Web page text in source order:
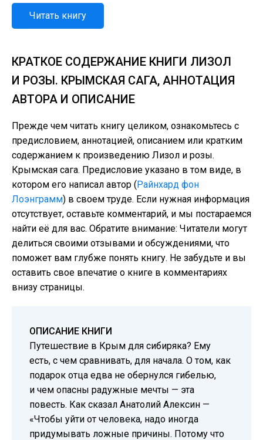
Читать книгу
КРАТКОЕ СОДЕРЖАНИЕ КНИГИ ЛИЗОЛ
И РОЗЫ. КРЫМСКАЯ САГА, АННОТАЦИЯ
АВТОРА И ОПИСАНИЕ
Прежде чем читать книгу целиком, ознакомьтесь с
предисловием, аннотацией, описанием или кратким
содержанием к произведению Лизол и розы.
Крымская сага. Предисловие указано в том виде, в
котором его написал автор (Райнхард фон
Лоэнграмм) в своем труде. Если нужная информация
отсутствует, оставьте комментарий, и мы постараемся
найти её для вас. Обратите внимание: Читатели могут
делиться своими отзывами и обсуждениями, что
поможет вам глубже понять книгу. Не забудьте и вы
оставить свое впечатие о книге в комментариях
внизу страницы.
ОПИСАНИЕ КНИГИ
Путешествие в Крым для сибиряка? Ему
есть, с чем сравнивать, для начала. О том, как
подарок отца едва не обернулся гибелью,
и чем опасны радужные мечты — эта
повесть. Как сказал Анатолий Алексин —
«Чтобы уйти от человека, надо иногда
придумывать ложные причины. Потому что